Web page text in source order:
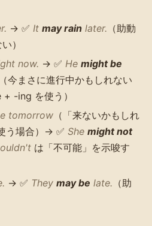
→ ✅ It may rain later. （助動
）
now. → ✅ He might be
（今まさに進行中かもしれない
-ing を使う）
tomorrow （「来ないかもしれ
う場合）→ ✅ She might not
は「不可能」を示唆す
→ ✅ They may be late. （助